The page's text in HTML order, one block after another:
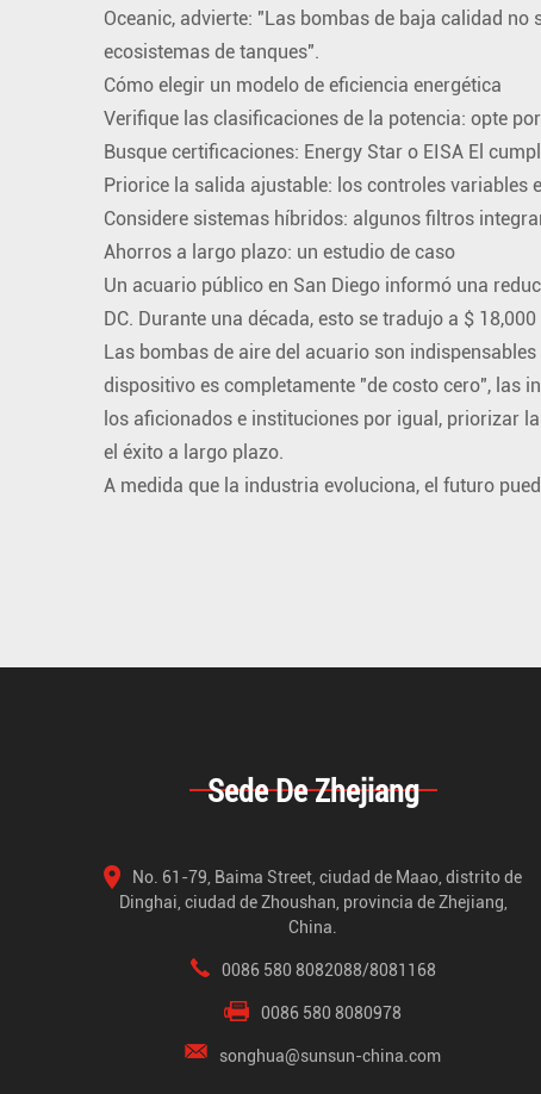
Oceanic, advierte: "Las bombas de baja calidad
ecosistemas de tanques".
Cómo elegir un modelo de eficiencia energética
Verifique las clasificaciones de la potencia: opte
Busque certificaciones: Energy Star o EISA El
Priorice la salida ajustable: los controles variables
Considere sistemas híbridos: algunos filtros
Ahorros a largo plazo: un estudio de caso
Un acuario público en San Diego informó una
DC. Durante una década, esto se tradujo a $
Las bombas de aire del acuario son
dispositivo es completamente "de costo cero", las
los aficionados e instituciones por igual, priorizar
el éxito a largo plazo.
A medida que la industria evoluciona, el futuro
Sede De Zhejiang
No. 61-79, Baima Street, ciudad de Maao, distrito de
Dinghai, ciudad de Zhoushan, provincia de Zhejiang,
China.
0086 580 8082088/8081168
0086 580 8080978
songhua@sunsun-china.com